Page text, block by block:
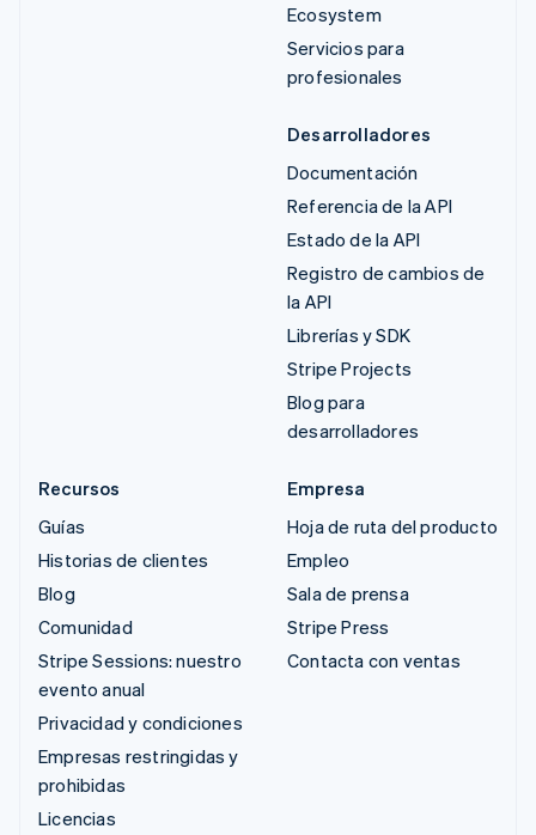
Ecosystem
Servicios para
profesionales
Desarrolladores
Documentación
Referencia de la API
Estado de la API
Registro de cambios de
la API
Librerías y SDK
Stripe Projects
Blog para
desarrolladores
Recursos
Guías
Historias de clientes
Blog
Comunidad
Stripe Sessions: nuestro
evento anual
Privacidad y condiciones
Empresas restringidas y
prohibidas
Licencias
Empresa
Hoja de ruta del producto
Empleo
Sala de prensa
Stripe Press
Contacta con ventas